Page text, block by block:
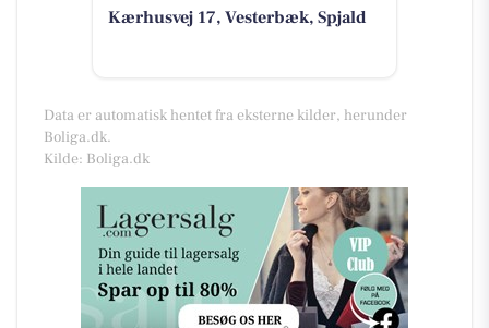
Kærhusvej 17, Vesterbæk, Spjald
Data er automatisk hentet fra eksterne kilder, herunder
Boliga.dk.
Kilde: Boliga.dk